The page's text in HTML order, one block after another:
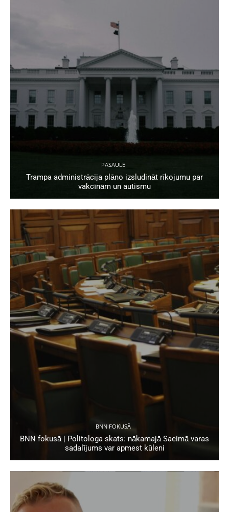
PASAULĒ
Trampa administrācija plāno izsludināt rīkojumu par
vakcīnām un autismu
BNN FOKUSĀ
BNN fokusā | Politologa skats: nākamajā Saeimā varas
sadalījums var apmest kūleni